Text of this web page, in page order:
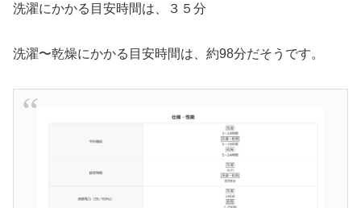
洗濯にかかる目安時間は、３５分
洗濯〜乾燥にかかる目安時間は、約98分だそうです。